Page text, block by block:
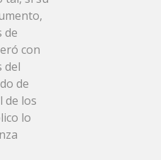
de
con
del
de
de los
lo